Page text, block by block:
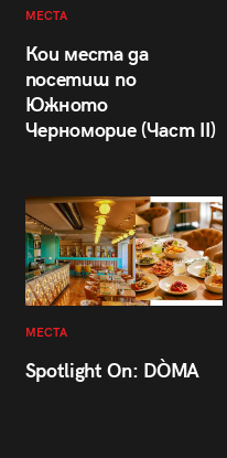
МЕСТА
Кои места да
посетиш по
Южното
Черноморие (Част II)
МЕСТА
Spotlight On: DÒMA